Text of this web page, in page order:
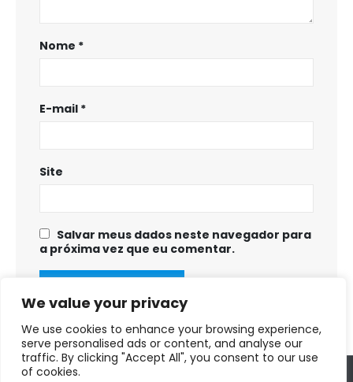
We value your privacy
We use cookies to enhance your browsing experience,
serve personalised ads or content, and analyse our
traffic. By clicking "Accept All", you consent to our use
of cookies.
Nome *
E-mail *
Site
Salvar meus dados neste navegador para
a próxima vez que eu comentar.
Copyright © 2025 - 2028. Prefeitura Municipal de Fortuna de Minas